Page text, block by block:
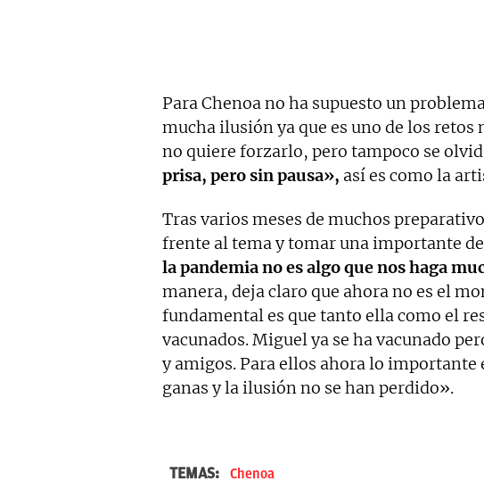
Para Chenoa no ha supuesto un
mucha ilusión ya que es uno de los retos
no quiere forzarlo, pero tampoco se
prisa, pero sin pausa», así es como la
Tras varios meses de muchos
frente al tema y tomar una importante
la pandemia no es algo que nos haga
manera, deja claro que ahora no es el
fundamental es que tanto ella como el
vacunados. Miguel ya se ha vacunado
y amigos. Para ellos ahora lo importante
ganas y la ilusión no se han perdido».
TEMAS: Chenoa